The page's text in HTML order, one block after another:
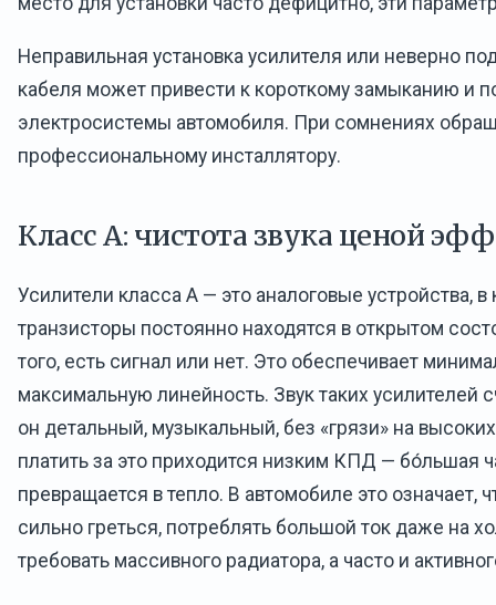
Неправильная установка усилителя или неверно
кабеля может привести к короткому замыканию и
электросистемы автомобиля. При сомнениях
профессиональному инсталлятору.
Класс A: чистота звука ценой
Усилители класса A — это аналоговые устройства,
транзисторы постоянно находятся в открытом
того, есть сигнал или нет. Это обеспечивает
максимальную линейность. Звук таких усилителей
он детальный, музыкальный, без «грязи» на
платить за это приходится низким КПД — бо́льшая
превращается в тепло. В автомобиле это означает,
сильно греться, потреблять большой ток даже на
требовать массивного радиатора, а часто и